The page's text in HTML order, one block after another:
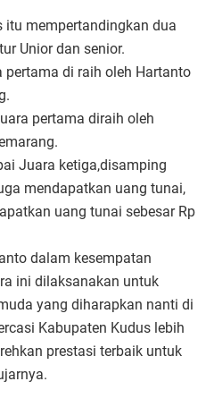
itu mempertandingkan dua
Unior dan senior.
pertama di raih oleh Hartanto
pertama diraih oleh
Juara ketiga,disamping
mendapatkan uang tunai,
uang tunai sebesar Rp
dalam kesempatan
ini dilaksanakan untuk
yang diharapkan nanti di
Kabupaten Kudus lebih
prestasi terbaik untuk